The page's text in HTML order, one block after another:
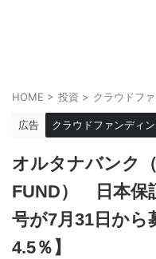
HOME > 投資 > クラウドフ
広告 クラウドファンディ
オルタナバンク
FUND） 日本保
号が7月31日から
4.5％】